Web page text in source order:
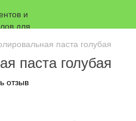
паста голубая
паста голубая
отзыв